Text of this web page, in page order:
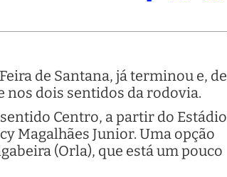
de Santana, já terminou e, de
nos dois sentidos da rodovia.
Centro, a partir do Estádio
Magalhães Junior. Uma opção
(Orla), que está um pouco